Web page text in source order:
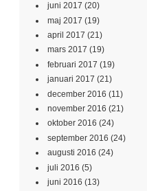
juni 2017 (20)
maj 2017 (19)
april 2017 (21)
mars 2017 (19)
februari 2017 (19)
januari 2017 (21)
december 2016 (11)
november 2016 (21)
oktober 2016 (24)
september 2016 (24)
augusti 2016 (24)
juli 2016 (5)
juni 2016 (13)